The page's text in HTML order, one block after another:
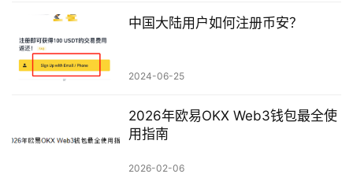
中国大陆用户如何注册币安？
2024-06-25
2026年欧易OKX Web3钱包最全使
用指南
2026-02-06